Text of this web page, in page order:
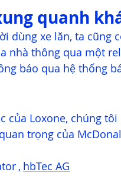
quanh
dùng xe lăn, ta cũng
nhà thông qua một
báo qua hệ thống
Loxone, chúng
trọng của
, hbTec AG